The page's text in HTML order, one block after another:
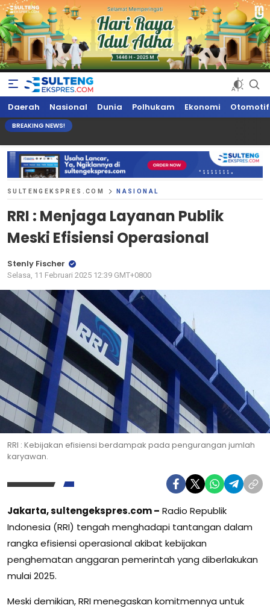
Sultengekspres.com
Berita Seputar Sulteng Hari Ini, Update Terkini, Suaranya Rakyat
Sulteng
Daerah Nasional Dunia Polhukam Ekonomi Otomotif
BREAKING NEWS!
SULTENGEKSPRES.COM NASIONAL
RRI : Menjaga Layanan Publik
Meski Efisiensi Operasional
Stenly Fischer
Selasa, 11 Februari 2025 12:39 GMT+0800
RRI : Kebijakan efisiensi berdampak pada pengurangan jumlah
karyawan.
Jakarta, sultengekspres.com – Radio Republik
Indonesia (RRI) tengah menghadapi tantangan dalam
rangka efisiensi operasional akibat kebijakan
penghematan anggaran pemerintah yang diberlakukan
mulai 2025.
Meski demikian, RRI menegaskan komitmennya untuk